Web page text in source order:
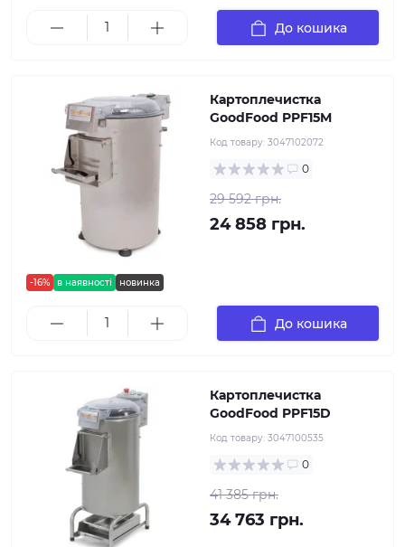
До кошика
-16% в наявності новинка
Картоплечистка
GoodFood PPF15M
Код товару: 3047102072
0
29 592 грн.
24 858 грн.
До кошика
Картоплечистка
GoodFood PPF15D
Код товару: 3047100535
0
41 385 грн.
34 763 грн.